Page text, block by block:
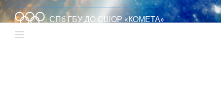
СПб ГБУ ДО СШОР «КОМЕТА»